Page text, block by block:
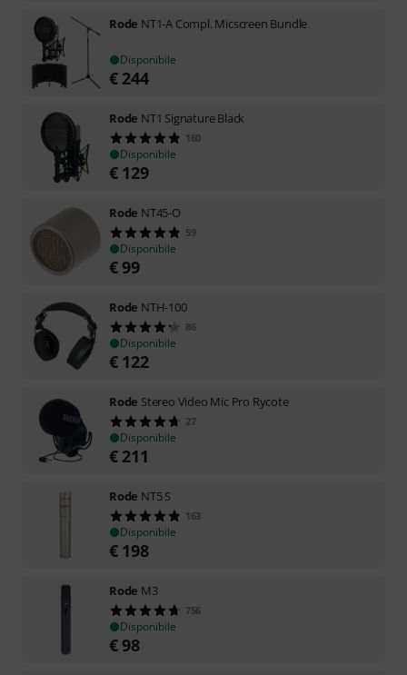
Rode NT1-A Compl. Micscreen Bundle
Disponibile
€ 244
Rode NT1 Signature Black
160
Disponibile
€ 129
Rode NT45-O
59
Disponibile
€99
Rode NTH-100
86
Disponibile
€ 122
Rode Stereo Video Mic Pro Rycote
27
Disponibile
€ 211
Rode NT5 S
163
Disponibile
€ 198
Rode M3
756
Disponibile
€98